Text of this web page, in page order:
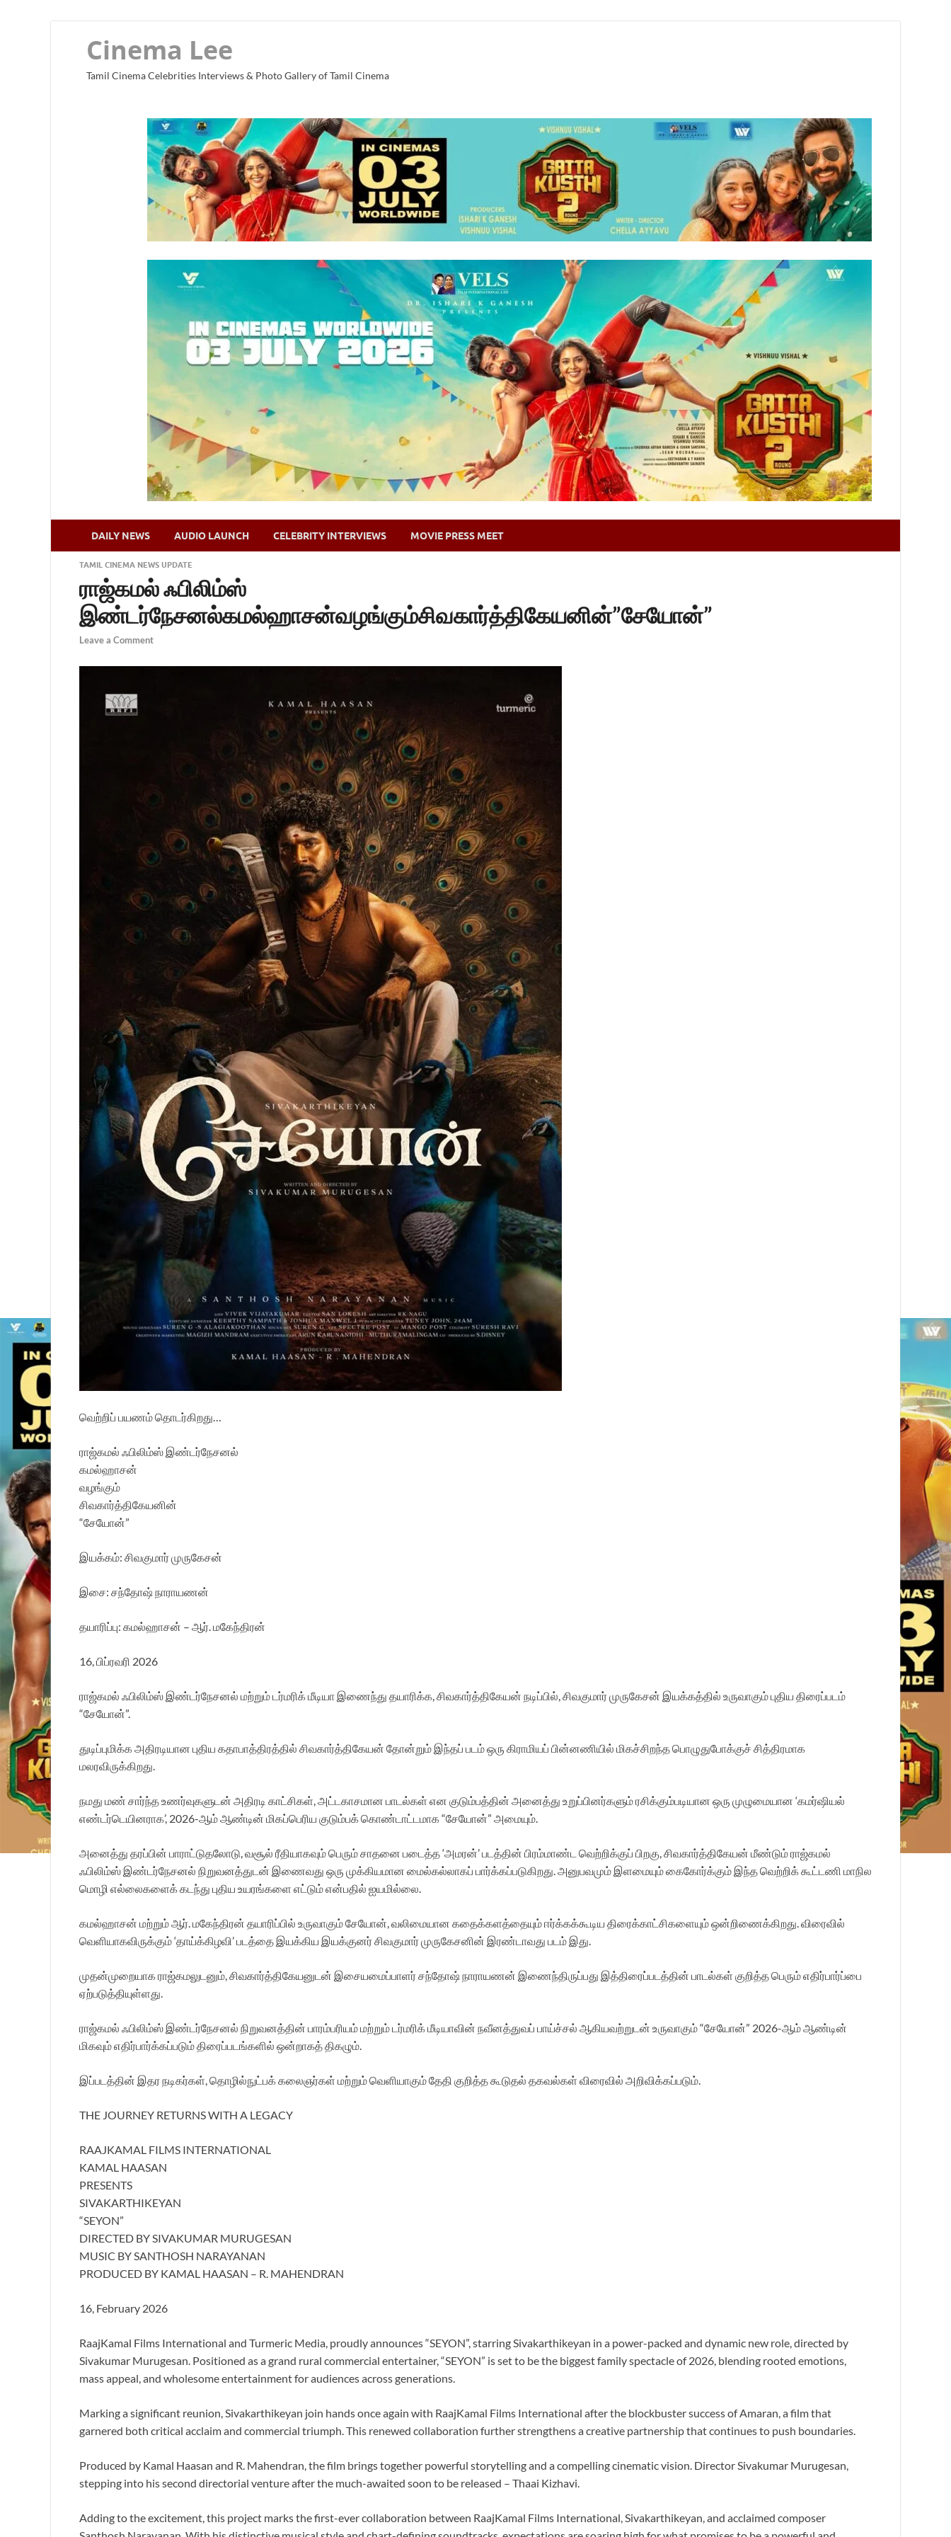
Cinema Lee
Tamil Cinema Celebrities Interviews & Photo Gallery of Tamil Cinema
DAILY NEWS AUDIO LAUNCH CELEBRITY INTERVIEWS MOVIE PRESS MEET
TAMIL CINEMA NEWS UPDATE
ராஜ்கமல் ஃபிலிம்ஸ்
இண்டர்நேசனல்கமல்ஹாசன்வழங்கும்சிவகார்த்திகேயனின்”சேயோன்”
Leave a Comment
வெற்றிப் பயணம் தொடர்கிறது…
ராஜ்கமல் ஃபிலிம்ஸ் இண்டர்நேசனல்
கமல்ஹாசன்
வழங்கும்
சிவகார்த்திகேயனின்
“சேயோன்”
இயக்கம்: சிவகுமார் முருகேசன்
இசை: சந்தோஷ் நாராயணன்
தயாரிப்பு: கமல்ஹாசன் – ஆர். மகேந்திரன்
16, பிப்ரவரி 2026
ராஜ்கமல் ஃபிலிம்ஸ் இண்டர்நேசனல் மற்றும் டர்மரிக் மீடியா இணைந்து தயாரிக்க, சிவகார்த்திகேயன் நடிப்பில், சிவகுமார் முருகேசன் இயக்கத்தில் உருவாகும் புதிய திரைப்படம்
“சேயோன்”.
துடிப்புமிக்க அதிரடியான புதிய கதாபாத்திரத்தில் சிவகார்த்திகேயன் தோன்றும் இந்தப் படம் ஒரு கிராமியப் பின்னணியில் மிகச்சிறந்த பொழுதுபோக்குச் சித்திரமாக
மலரவிருக்கிறது.
நமது மண் சார்ந்த உணர்வுகளுடன் அதிரடி காட்சிகள், அட்டகாசமான பாடல்கள் என குடும்பத்தின் அனைத்து உறுப்பினர்களும் ரசிக்கும்படியான ஒரு முழுமையான ‘கமர்ஷியல்
எண்டர்டெயினராக’, 2026-ஆம் ஆண்டின் மிகப்பெரிய குடும்பக் கொண்டாட்டமாக “சேயோன்” அமையும்.
அனைத்து தரப்பின் பாராட்டுதலோடு, வசூல் ரீதியாகவும் பெரும் சாதனை படைத்த ‘அமரன்’ படத்தின் பிரம்மாண்ட வெற்றிக்குப் பிறகு, சிவகார்த்திகேயன் மீண்டும் ராஜ்கமல்
ஃபிலிம்ஸ் இண்டர்நேசனல் நிறுவனத்துடன் இணைவது ஒரு முக்கியமான மைல்கல்லாகப் பார்க்கப்படுகிறது. அனுபவமும் இளமையும் கைகோர்க்கும் இந்த வெற்றிக் கூட்டணி மாநில
மொழி எல்லைகளைக் கடந்து புதிய உயரங்களை எட்டும் என்பதில் ஐயமில்லை.
கமல்ஹாசன் மற்றும் ஆர். மகேந்திரன் தயாரிப்பில் உருவாகும் சேயோன், வலிமையான கதைக்களத்தையும் ஈர்க்கக்கூடிய திரைக்காட்சிகளையும் ஒன்றிணைக்கிறது. விரைவில்
வெளியாகவிருக்கும் ‘தாய்க்கிழவி’ படத்தை இயக்கிய இயக்குனர் சிவகுமார் முருகேசனின் இரண்டாவது படம் இது.
முதன்முறையாக ராஜ்கமலுடனும், சிவகார்த்திகேயனுடன் இசையமைப்பாளர் சந்தோஷ் நாராயணன் இணைந்திருப்பது இத்திரைப்படத்தின் பாடல்கள் குறித்த பெரும் எதிர்பார்ப்பை
ஏற்படுத்தியுள்ளது.
ராஜ்கமல் ஃபிலிம்ஸ் இண்டர்நேசனல் நிறுவனத்தின் பாரம்பரியம் மற்றும் டர்மரிக் மீடியாவின் நவீனத்துவப் பாய்ச்சல் ஆகியவற்றுடன் உருவாகும் “சேயோன்” 2026-ஆம் ஆண்டின்
மிகவும் எதிர்பார்க்கப்படும் திரைப்படங்களில் ஒன்றாகத் திகழும்.
இப்படத்தின் இதர நடிகர்கள், தொழில்நுட்பக் கலைஞர்கள் மற்றும் வெளியாகும் தேதி குறித்த கூடுதல் தகவல்கள் விரைவில் அறிவிக்கப்படும்.
THE JOURNEY RETURNS WITH A LEGACY
RAAJKAMAL FILMS INTERNATIONAL
KAMAL HAASAN
PRESENTS
SIVAKARTHIKEYAN
“SEYON”
DIRECTED BY SIVAKUMAR MURUGESAN
MUSIC BY SANTHOSH NARAYANAN
PRODUCED BY KAMAL HAASAN – R. MAHENDRAN
16, February 2026
RaajKamal Films International and Turmeric Media, proudly announces “SEYON”, starring Sivakarthikeyan in a power-packed and dynamic new role, directed by
Sivakumar Murugesan. Positioned as a grand rural commercial entertainer, “SEYON” is set to be the biggest family spectacle of 2026, blending rooted emotions,
mass appeal, and wholesome entertainment for audiences across generations.
Marking a significant reunion, Sivakarthikeyan join hands once again with RaajKamal Films International after the blockbuster success of Amaran, a film that
garnered both critical acclaim and commercial triumph. This renewed collaboration further strengthens a creative partnership that continues to push boundaries.
Produced by Kamal Haasan and R. Mahendran, the film brings together powerful storytelling and a compelling cinematic vision. Director Sivakumar Murugesan,
stepping into his second directorial venture after the much-awaited soon to be released – Thaai Kizhavi.
Adding to the excitement, this project marks the first-ever collaboration between RaajKamal Films International, Sivakarthikeyan, and acclaimed composer